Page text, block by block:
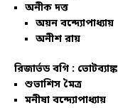
অনীক দত্ত
অয়ন বন্দ্যোপাধ্যায়
অনীশ রায়
রিজার্ভড বগি : ভোটব্যাঙ্ক
শুভাশিস মৈত্র
মনীষা বন্দ্যোপাধ্যায়